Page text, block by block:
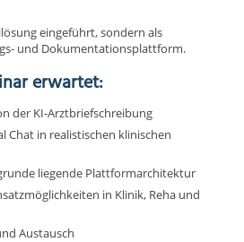
eingeführt, sondern als
und Dokumentationsplattform.
erwartet:
der KI-Arztbriefschreibung
Chat in realistischen klinischen
liegende Plattformarchitektur
in Klinik, Reha und
Austausch